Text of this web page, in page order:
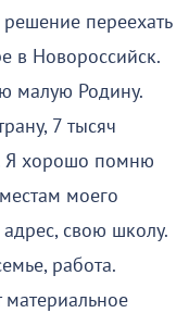
переехать
в Новороссийск.
малую Родину.
7 тысяч
Я хорошо помню
моего
свою школу.
работа.
материальное